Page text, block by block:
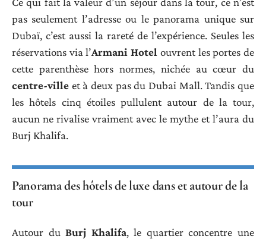
pas seulement l’adresse ou le panorama unique sur
Dubaï, c’est aussi la rareté de l’expérience. Seules les
réservations via l’Armani Hotel ouvrent les portes de
cette parenthèse hors normes, nichée au cœur du
centre-ville et à deux pas du Dubai Mall. Tandis que
les hôtels cinq étoiles pullulent autour de la tour,
aucun ne rivalise vraiment avec le mythe et l’aura du
Burj Khalifa.
Panorama des hôtels de luxe dans et autour de la
tour
Autour duBurj Khalifa, le quartier concentre une